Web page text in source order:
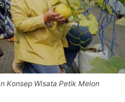
Konsep Wisata Petik Melon